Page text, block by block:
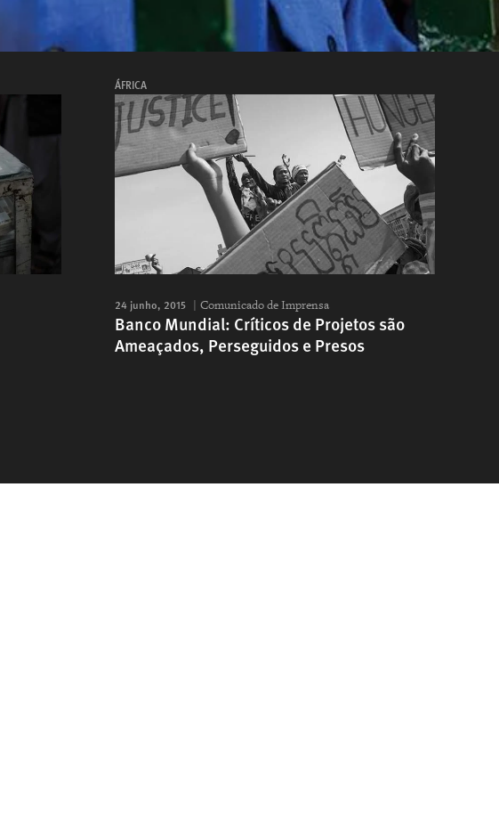
ÁFRICA
24 junho, 2015 Comunicado de Imprensa
Banco Mundial: Críticos de Projetos são
Ameaçados, Perseguidos e Presos